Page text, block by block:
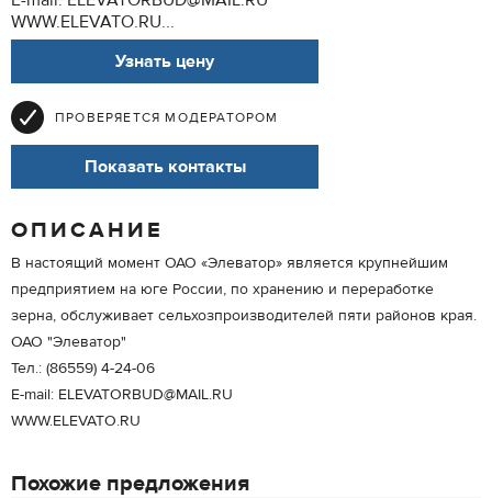
WWW.ELEVATO.RU...
Узнать цену
ПРОВЕРЯЕТСЯ МОДЕРАТОРОМ
Показать контакты
ОПИСАНИЕ
В настоящий момент ОАО «Элеватор» является крупнейшим
предприятием на юге России, по хранению и переработке
зерна, обслуживает сельхозпроизводителей пяти районов края.
ОАО "Элеватор"
Тел.: (86559) 4-24-06
E-mail: ELEVATORBUD@MAIL.RU
WWW.ELEVATO.RU
Похожие предложения